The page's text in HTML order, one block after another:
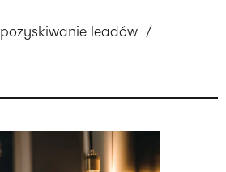
pozyskiwanie leadów /